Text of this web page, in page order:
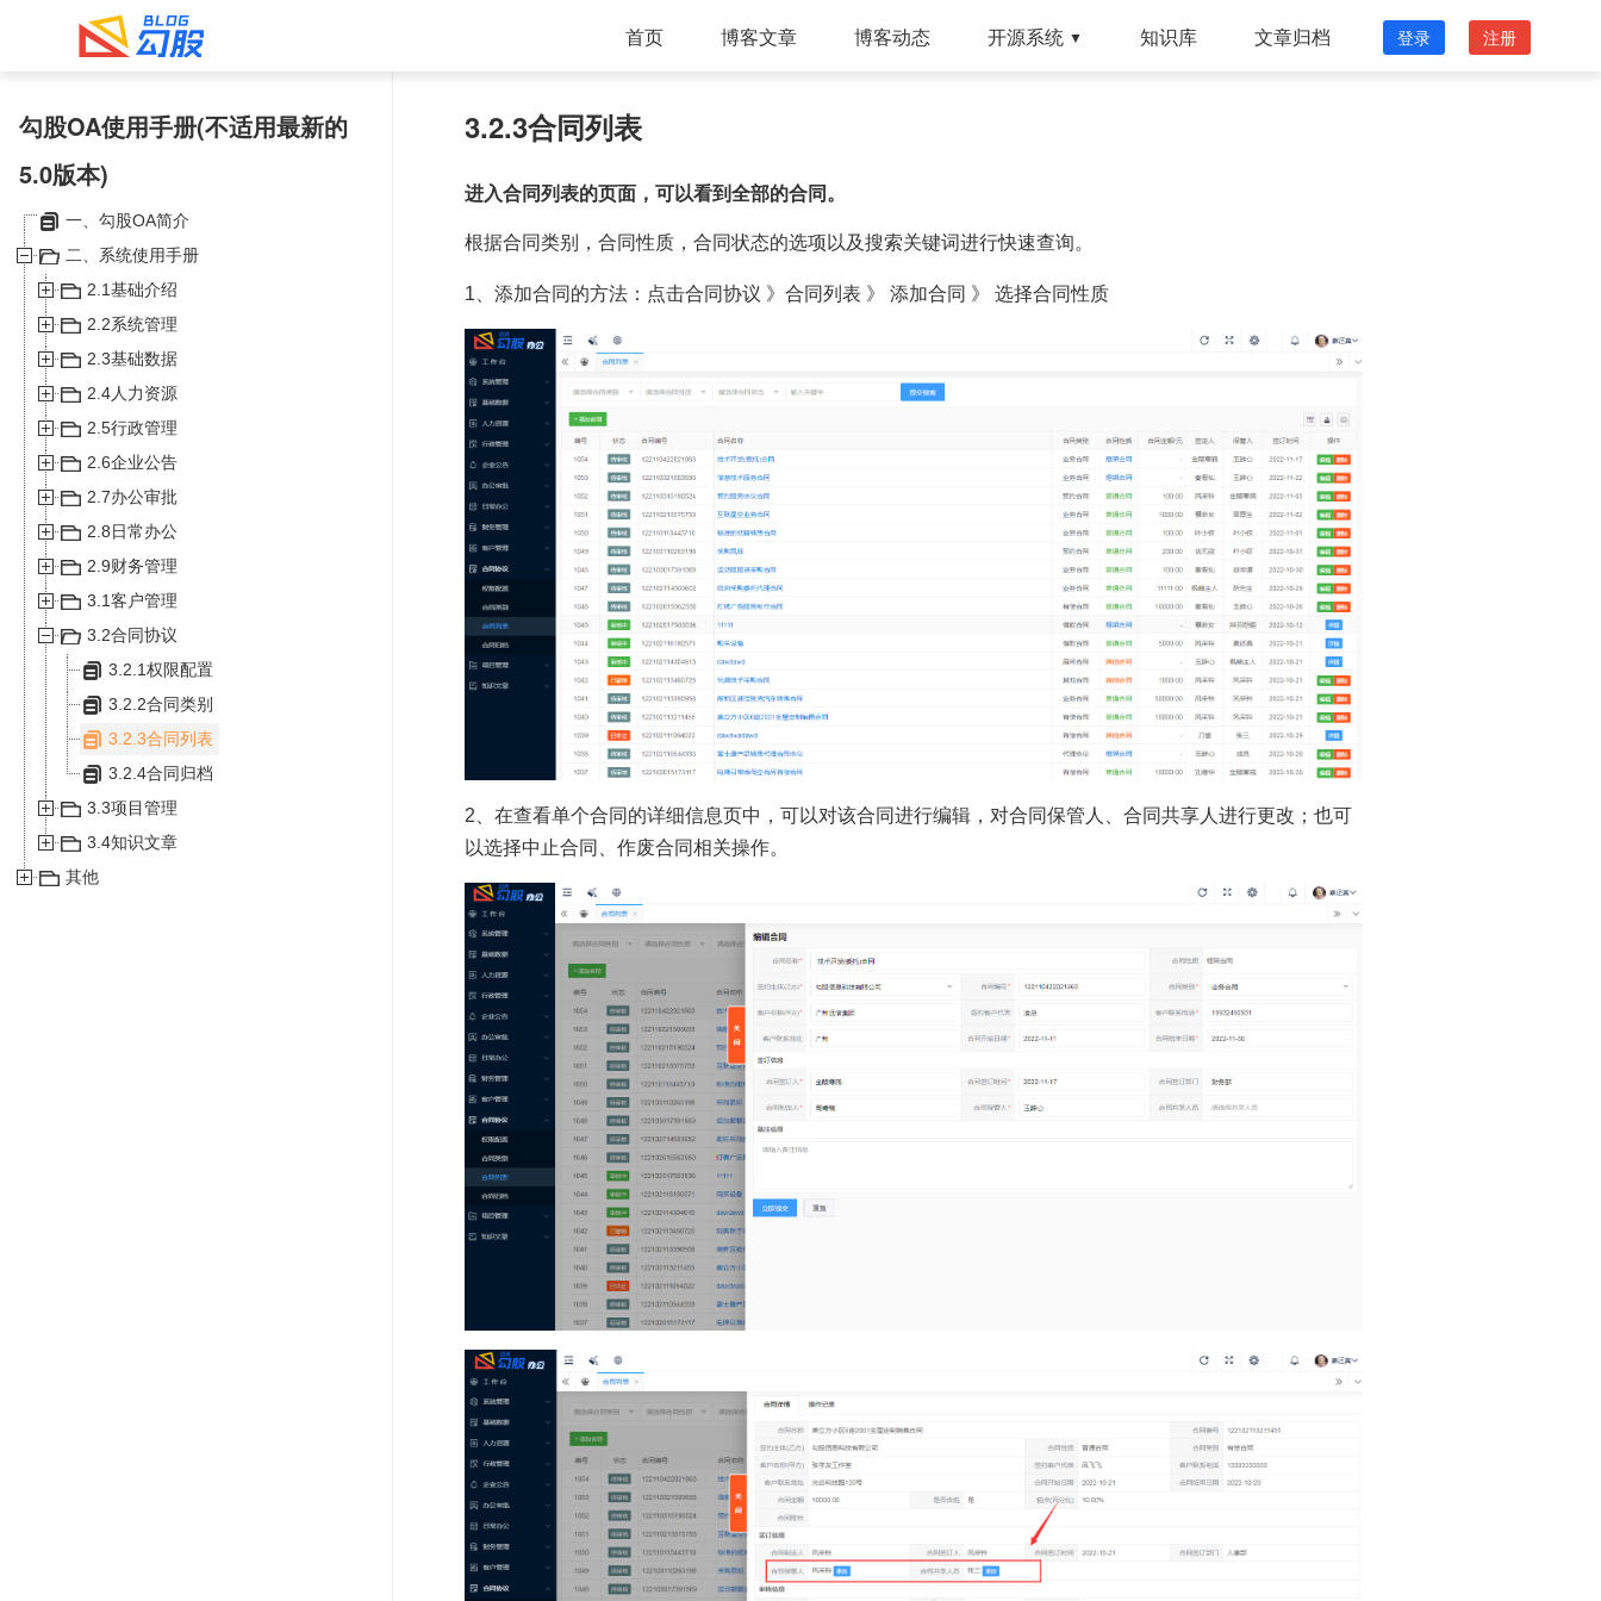
首页 博客文章 博客动态 开源系统 ▼ 知识库 文章归档 登录 注册
勾股OA使用手册(不适用最新的
5.0版本)
一、勾股OA简介
二、系统使用手册
2.1基础介绍
2.2系统管理
2.3基础数据
2.4人力资源
2.5行政管理
2.6企业公告
2.7办公审批
2.8日常办公
2.9财务管理
3.1客户管理
3.2合同协议
3.2.1权限配置
3.2.2合同类别
3.2.3合同列表
3.2.4合同归档
3.3项目管理
3.4知识文章
其他
3.2.3合同列表
进入合同列表的页面，可以看到全部的合同。
根据合同类别，合同性质，合同状态的选项以及搜索关键词进行快速查询。
1、添加合同的方法：点击合同协议 》合同列表 》 添加合同 》 选择合同性质
2、在查看单个合同的详细信息页中，可以对该合同进行编辑，对合同保管人、合同共享人进行更改；也可
以选择中止合同、作废合同相关操作。